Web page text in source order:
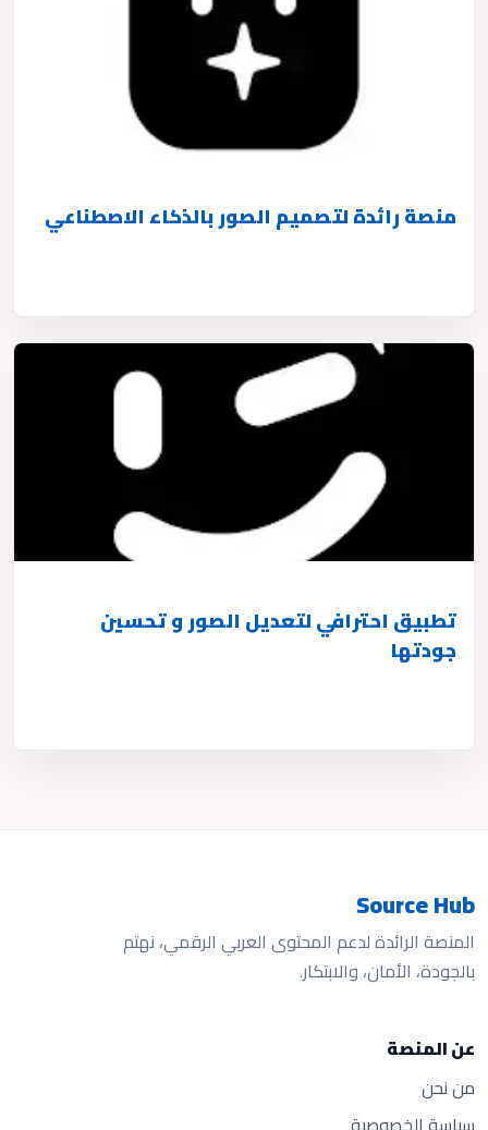
منصة رائدة لتصميم الصور بالذكاء الاصطناعي
تطبيق احترافي لتعديل الصور و تحسين
جودتها
Source Hub
المنصة الرائدة لدعم المحتوى العربي الرقمي، نهتم
بالجودة، الأمان، والابتكار.
عن المنصة
من نحن